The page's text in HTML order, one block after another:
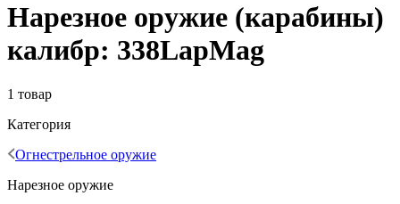
Нарезное оружие (карабины)
калибр: 338LapMag
1 товар
Категория
Огнестрельное оружие
Нарезное оружие